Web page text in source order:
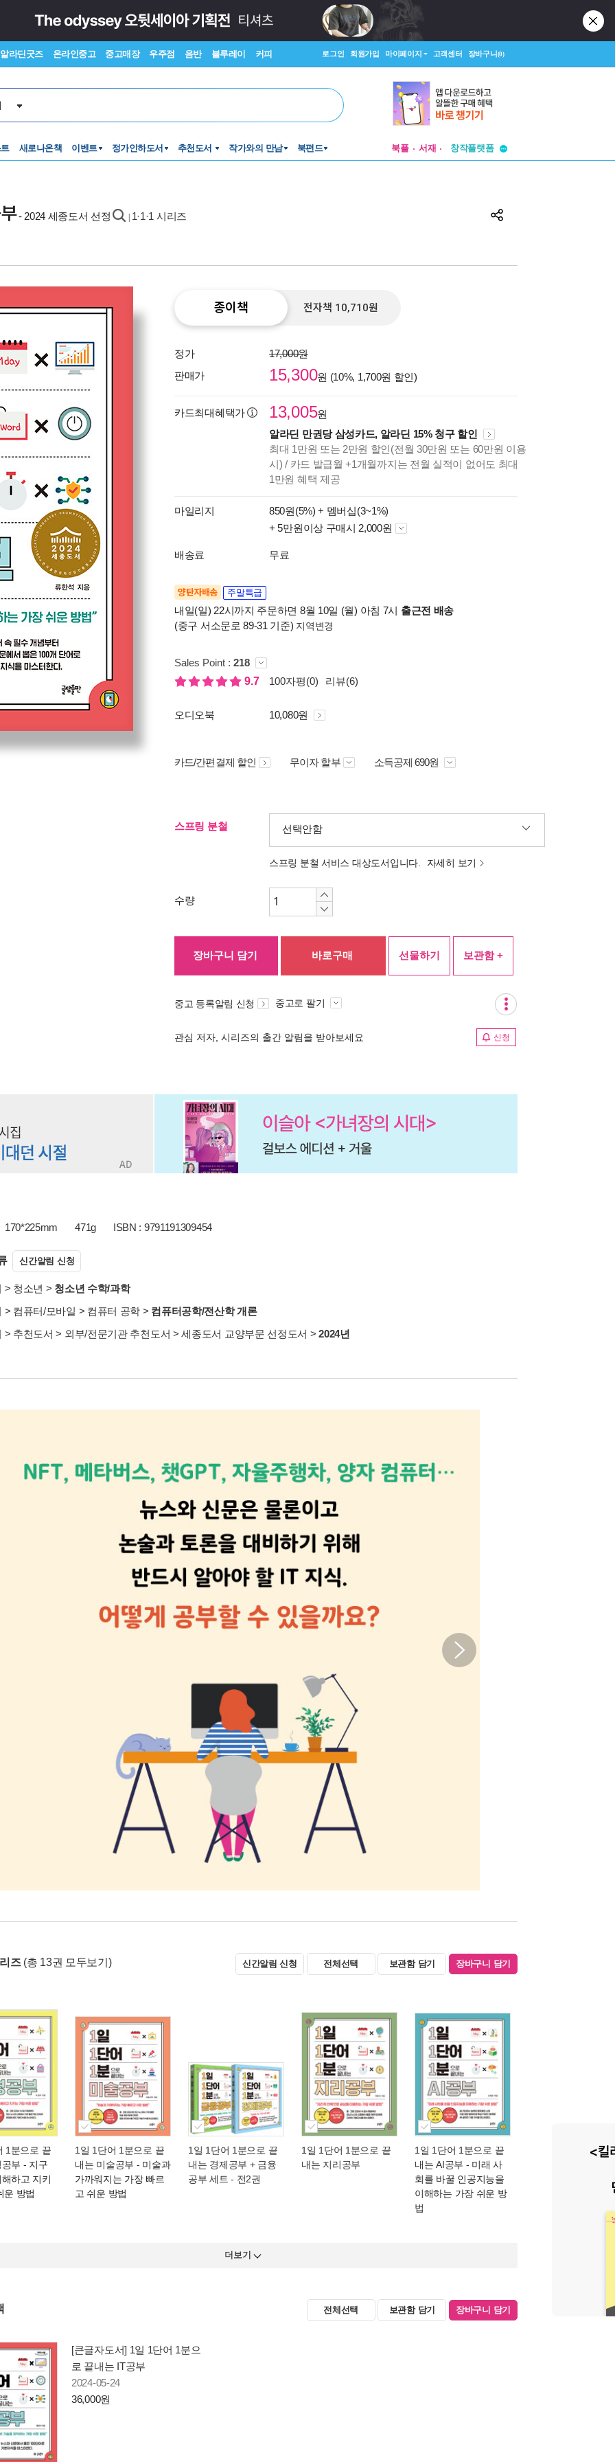
알라딘굿즈 온라인중고 중고매장 우주점 음반 블루레이 커피 로그인 회원가입 마이페이지 고객센터 장바구니(0)
새로나온책 이벤트 정가인하도서 추천도서 작가와의 만남 북펀드 북플 서재
창작플랫폼
- 2024 세종도서 선정 1·1·1 시리즈
종이책 전자책 10,710원
정가
17,000원
판매가
15,300원 (10%, 1,700원 할인)
카드최대혜택가 13,005원
알라딘 만권당 삼성카드, 알라딘 15% 청구 할인
최대 1만원 또는 2만원 할인(전월 30만원 또는 60만원 이용
시) / 카드 발급월 +1개월까지는 전월 실적이 없어도 최대
1만원 혜택 제공
마일리지 850원(5%) + 멤버십(3~1%)
+ 5만원이상 구매시 2,000원
배송료 무료
양탄자배송 주말특급
내일(일) 22시까지 주문하면 8월 10일 (월) 아침 7시 출근전 배송
(중구 서소문로 89-31 기준) 지역변경
Sales Point : 218
9.7
100자평(0) 리뷰(6)
오디오북 10,080원
카드/간편결제 할인 무이자 할부 소득공제 690원
스프링 분철 선택안함
스프링 분철 서비스 대상도서입니다. 자세히 보기
수량
장바구니 담기 바로구매 선물하기 보관함 +
중고 등록알림 신청 중고로 팔기
관심 저자, 시리즈의 출간 알림을 받아보세요 신청
170*225mm 471g ISBN : 9791191309454
신간알림 신청
> 청소년 > 청소년 수학/과학
> 컴퓨터/모바일 > 컴퓨터 공학 > 컴퓨터공학/전산학 개론
> 추천도서 > 외부/전문기관 추천도서 >세종도서 교양부문 선정도서 >2024년
즈 (총 13권 모두보기) 신간알림 신청 전체선택 보관함 담기 장바구니 담기
1분으로 끝
부 - 지구
하고 지키
운 방법
1일 1단어 1분으로 끝
내는 미술공부 - 미술과
가까워지는 가장 빠르
고 쉬운 방법
1일 1단어 1분으로 끝
내는 경제공부 + 금융
공부 세트 - 전2권
1일 1단어 1분으로 끝
내는 지리공부
1일 1단어 1분으로 끝
내는 AI공부 - 미래 사
회를 바꿀 인공지능을
이해하는 가장 쉬운 방
법
더보기
전체선택 보관함 담기 장바구니 담기
[큰글자도서] 1일 1단어 1분으
로 끝내는 IT공부
2024-05-24
36,000원